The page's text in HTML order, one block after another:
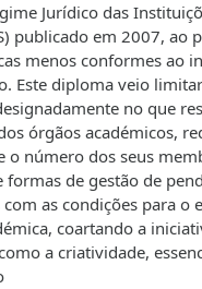
Jurídico das
publicado em 2007, ao
menos conformes ao
Este diploma veio
no que
órgãos académicos,
o número dos seus
formas de gestão de
as condições para o
coartando a
a criatividade,